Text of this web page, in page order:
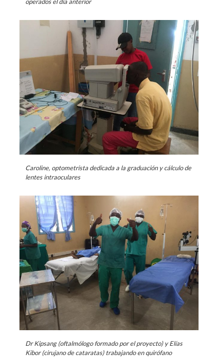
Caroline, optometrista dedicada a la graduación y cálculo de
lentes intraoculares
Dr Kipsang (oftalmólogo formado por el proyecto) y Elías
Kibor (cirujano de cataratas) trabajando en quirófano